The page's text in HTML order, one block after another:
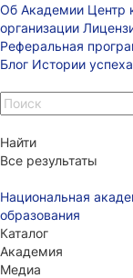
Об Академии Центр
организации
Реферальная
Блог Истории успеха
Найти
Все результаты
Национальная
образования
Каталог
Академия
Медиа